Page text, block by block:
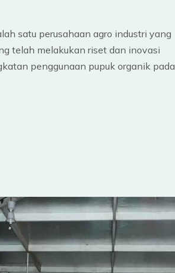
satu perusahaan agro industri yang
telah melakukan riset dan inovasi
penggunaan pupuk organik pada